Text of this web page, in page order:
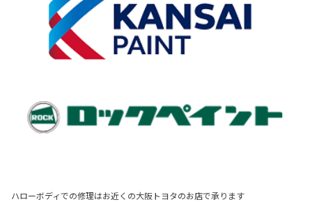
ハローボディでの修理はお近くの大阪トヨタのお店で承ります